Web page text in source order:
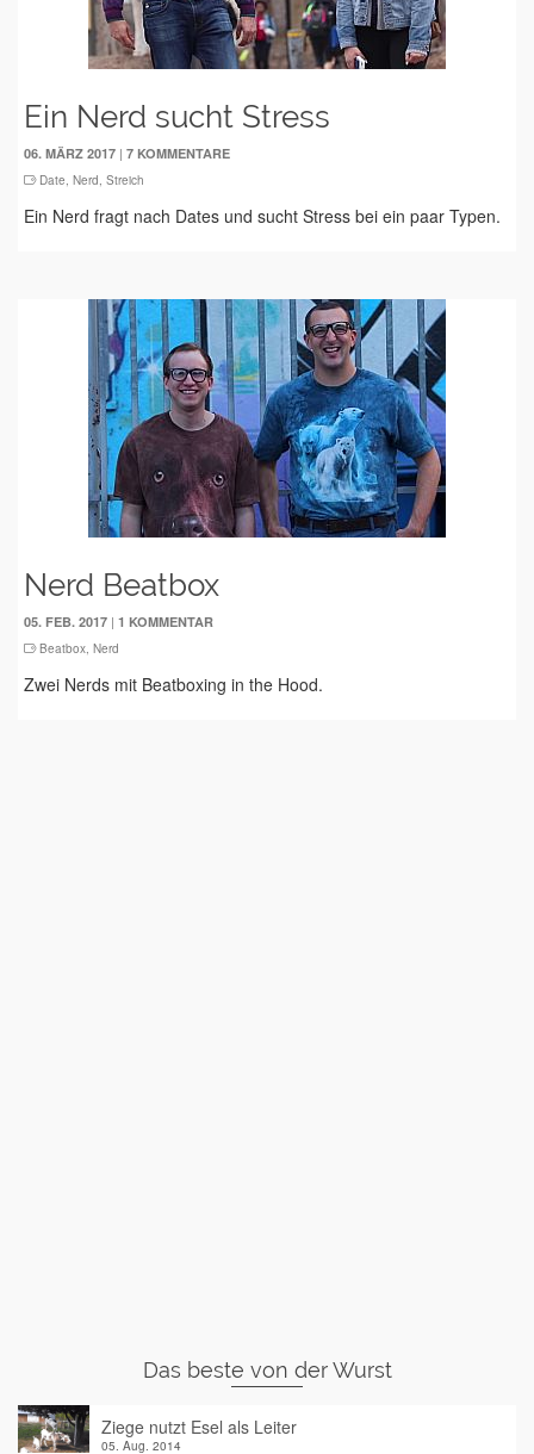
Ein Nerd sucht Stress
06. MÄRZ 2017 | 7 KOMMENTARE
Date, Nerd, Streich
Ein Nerd fragt nach Dates und sucht Stress bei ein paar Typen.
Nerd Beatbox
05. FEB. 2017 | 1 KOMMENTAR
Beatbox, Nerd
Zwei Nerds mit Beatboxing in the Hood.
Das beste von der Wurst
Ziege nutzt Esel als Leiter
05. Aug. 2014